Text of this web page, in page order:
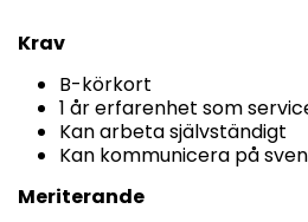
Krav
B-körkort
1 år erfarenhet som
Kan arbeta självständigt
Kan kommunicera på
Meriterande